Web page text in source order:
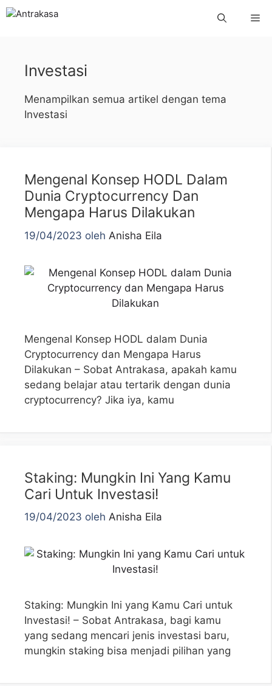
Langsung
Investasi
Menampilkan semua artikel dengan tema
Investasi
Mengenal Konsep HODL Dalam
Dunia Cryptocurrency Dan
Mengapa Harus Dilakukan
19/04/2023 oleh Anisha Eila
Mengenal Konsep HODL dalam Dunia
Cryptocurrency dan Mengapa Harus
Dilakukan – Sobat Antrakasa, apakah kamu
sedang belajar atau tertarik dengan dunia
cryptocurrency? Jika iya, kamu
Staking: Mungkin Ini Yang Kamu
Cari Untuk Investasi!
19/04/2023 oleh Anisha Eila
Staking: Mungkin Ini yang Kamu Cari untuk
Investasi! – Sobat Antrakasa, bagi kamu
yang sedang mencari jenis investasi baru,
mungkin staking bisa menjadi pilihan yang